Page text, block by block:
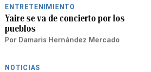
ENTRETENIMIENTO
Yaire se va de concierto por los
pueblos
Por Damaris Hernández Mercado
NOTICIAS